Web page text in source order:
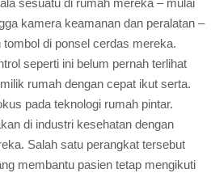
sesuatu di rumah mereka – mulai
kamera keamanan dan peralatan –
di ponsel cerdas mereka.
seperti ini belum pernah terlihat
rumah dengan cepat ikut serta.
pada teknologi rumah pintar.
di industri kesehatan dengan
Salah satu perangkat tersebut
membantu pasien tetap mengikuti